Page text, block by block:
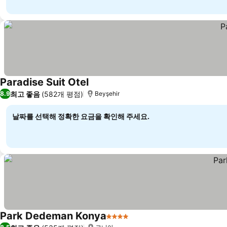
Paradise Suit Otel
8.9최고 좋음 (582개 평점) Beyşehir
날짜를 선택해 정확한 요금을 확인해 주세요.
Park Dedeman Konya4 성급